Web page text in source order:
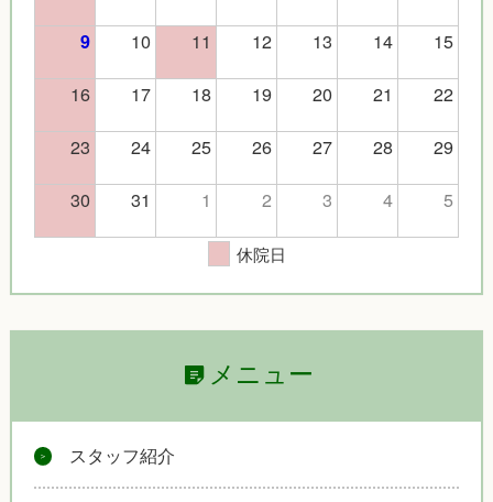
9 10 11 12 13 14
15
16
17 18 19 20 21
22
23
24 25 26 27 28
29
30
31 1 2 3 4 5
休院日
メニュー
スタッフ紹介